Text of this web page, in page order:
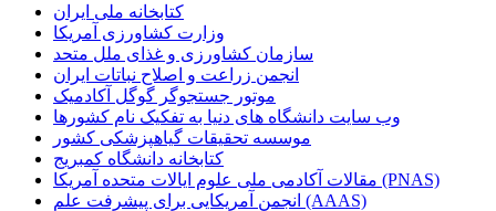
کتابخانه ملی ایران
وزارت کشاورزی آمریکا
سازمان کشاورزی و غذای ملل متحد
انجمن زراعت و اصلاح نباتات ایران
موتور جستجوگر گوگل آکادمیک
وب سایت دانشگاه های دنیا به تفکیک نام کشورها
موسسه تحقیقات گیاهپزشکی کشور
کتابخانه دانشگاه کمبریج
مقالات آکادمی ملی علوم ایالات متحده آمریکا (PNAS)
انجمن آمریکایی برای پیشرفت علم (AAAS)